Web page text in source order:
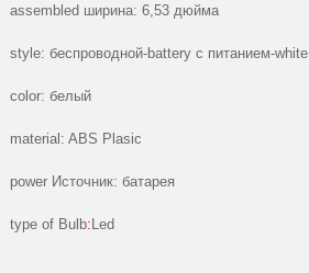
assembled ширина: 6,53 дюйма
style: беспроводной-battery с питанием-white
color: белый
material: ABS Plasic
power Источник: батарея
type of Bulb: Led